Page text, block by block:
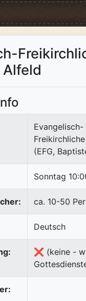
Alfeld
Evangelisch-
(EFG,
Sonntag
ca. 10-50
Deutsch
❌ (keine -